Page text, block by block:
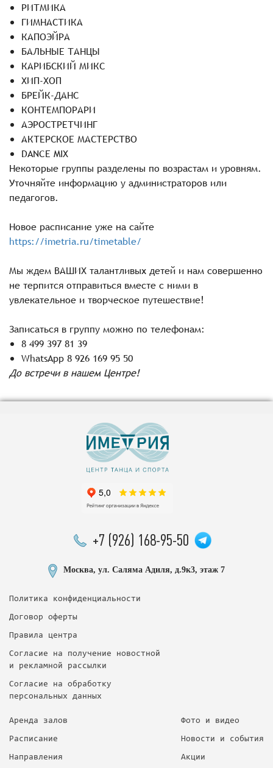
РИТМИКА
ГИМНАСТИКА
КАПОЭЙРА
БАЛЬНЫЕ ТАНЦЫ
КАРИБСКИЙ МИКС
ХИП-ХОП
БРЕЙК-ДАНС
КОНТЕМПОРАРИ
АЭРОСТРЕТЧИНГ
АКТЕРСКОЕ МАСТЕРСТВО
DANCE MIX
Некоторые группы разделены по возрастам и уровням.
Уточняйте информацию у администраторов или
педагогов.
Новое расписание уже на сайте
https://imetria.ru/timetable/
Мы ждем ВАШИХ талантливых детей и нам совершенно
не терпится отправиться вместе с ними в
увлекательное и творческое путешествие!
Записаться в группу можно по телефонам:
8 499 397 81 39
WhatsApp 8 926 169 95 50
До встречи в нашем Центре!
+7 (926) 168-95-50
Москва, ул. Саляма Адиля, д.9к3, этаж 7
Политика конфиденциальности
Договор оферты
Правила центра
Согласие на получение новостной
и рекламной рассылки
Согласие на обработку
персональных данных
Аренда залов
Расписание
Направления
Фото и видео
Новости и события
Акции